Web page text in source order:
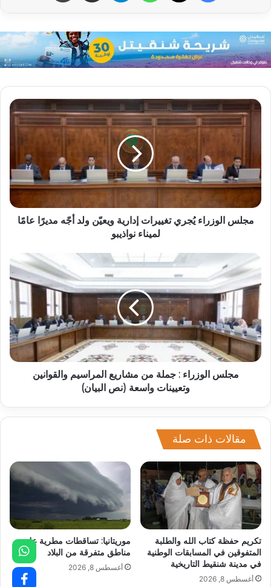
مجلس الوزراء يُجري تغييرات إدارية ويعيّن ولد أجّه مديرًا عامًا
لميناء نواذيبو
مجلس الوزراء : جملة من مشاريع المراسيم والقوانين
وتعيينات واسعة (نص البيان)
مقالات ذات صلة
تكريم حفظة كتاب الله والطلبة
المتفوقين في المسابقات الوطنية
في مدينة شنقيط التاريخية
أغسطس 8, 2026
موريتانيا: تساقطات مطرية على
مناطق متفرقة من البلاد
أغسطس 8, 2026